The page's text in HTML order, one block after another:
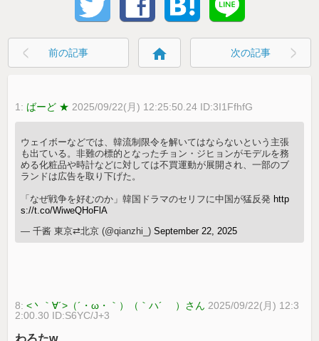
前の記事 home 次の記事
1: ばーど ★ 2025/09/22(月) 12:25:50.24 ID:3I1FfhfG
ウェイボーなどでは、韓流制限令を解いてはならないという主張
も出ている。非難の標的となったチョン・ジヒョンがモデルを務
める化粧品や時計などに対しては不買運動が展開され、一部のブ
ランドは広告を取り下げた。
「なぜ戦争を好むのか」韓国ドラマのセリフに中国が猛反発 http
s://t.co/WiweQHoFlA
— 千酱 東京⇄北京 (@qianzhi_)September 22, 2025
8:<丶｀∀´>（´・ω・｀）（｀ハ´ ）さん 2025/09/22(月) 12:3
2:00.30 ID:S6YC/J+3